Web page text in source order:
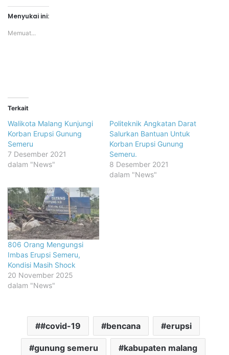
Menyukai ini:
Memuat...
Terkait
Walikota Malang Kunjungi
Korban Erupsi Gunung
Semeru
7 Desember 2021
dalam "News"
Politeknik Angkatan Darat
Salurkan Bantuan Untuk
Korban Erupsi Gunung
Semeru.
8 Desember 2021
dalam "News"
806 Orang Mengungsi
Imbas Erupsi Semeru,
Kondisi Masih Shock
20 November 2025
dalam "News"
#covid-19 bencana erupsi
gunung semeru kabupaten malang